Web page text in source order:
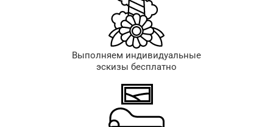
Выполняем индивидуальные
эскизы бесплатно